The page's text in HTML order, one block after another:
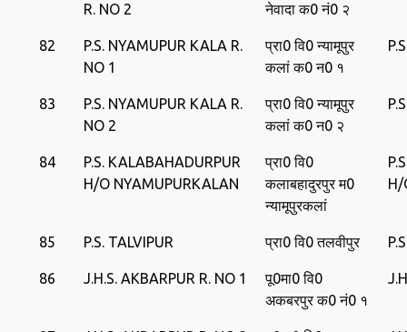
R. NO 2
नेवादा क0 नं0 २
82
P.S. NYAMUPUR KALA R.
NO 1
प्रा0 वि0 न्‍यामूपुर
कलां क0 न0 १
83
P.S. NYAMUPUR KALA R.
NO 2
प्रा0 वि0 न्‍यामूपुर
कलां क0 न0 २
84
P.S. KALABAHADURPUR
H/O NYAMUPURKALAN
प्रा0 वि0
कलाबहादुरपुर म0
न्‍यामूपुरकलां
H/
85 P.S. TALVIPUR प्रा0 वि0 तलवीपुर
86 J.H.S. AKBARPUR R. NO 1
पू0मा0 वि0
अकबरपुर क0 नं0 १